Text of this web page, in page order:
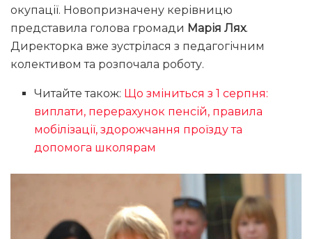
окупації. Новопризначену керівницю
представила голова громади Марія Лях.
Директорка вже зустрілася з педагогічним
колективом та розпочала роботу.
Читайте також: Що зміниться з 1 серпня:
виплати, перерахунок пенсій, правила
мобілізації, здорожчання проїзду та
допомога школярам